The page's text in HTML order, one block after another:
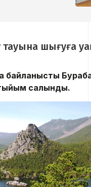
шығуға
байланысты
салынды.